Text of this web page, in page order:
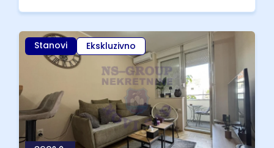
Stanovi Ekskluzivno